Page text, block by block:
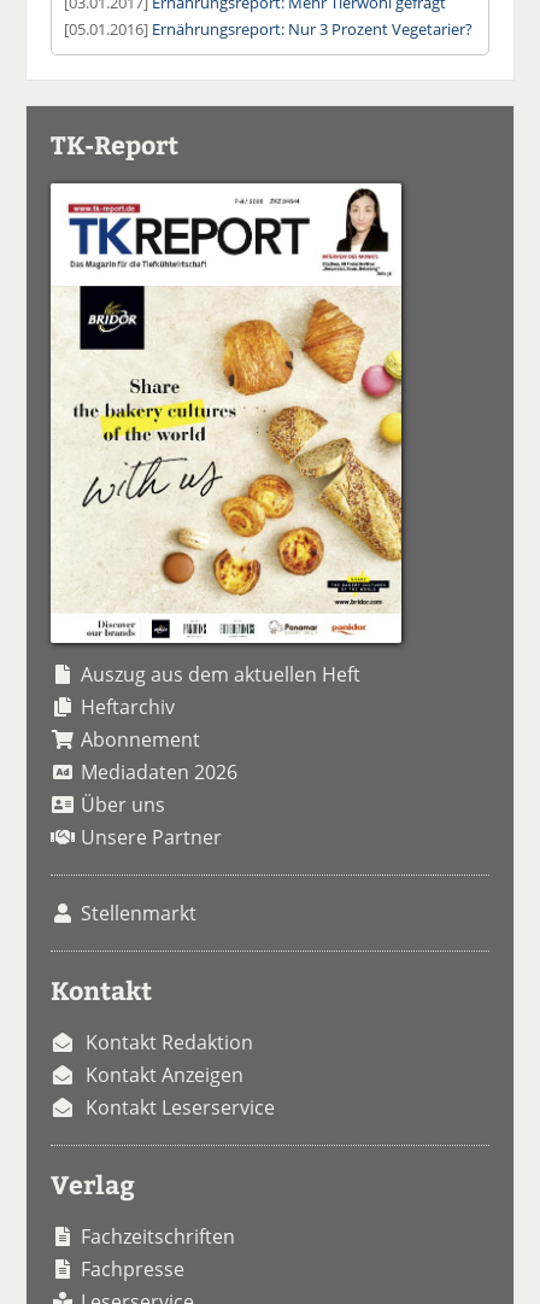
[05.01.2016] Ernährungsreport: Nur 3 Prozent Vegetarier?
TK-Report
Auszug aus dem aktuellen Heft
Heftarchiv
Abonnement
Mediadaten 2026
Über uns
Unsere Partner
Stellenmarkt
Kontakt
Kontakt Redaktion
Kontakt Anzeigen
Kontakt Leserservice
Verlag
Fachzeitschriften
Fachpresse